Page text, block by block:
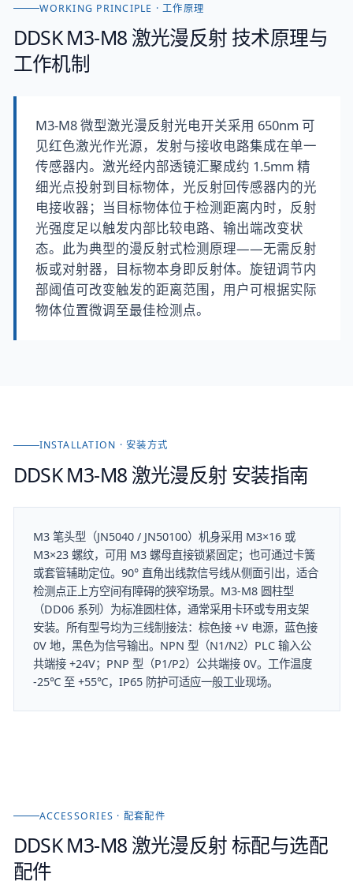
WORKING PRINCIPLE · 工作原理
DDSK M3-M8 激光漫反射 技术原理与
工作机制
M3-M8 微型激光漫反射光电开关采用 650nm 可
见红色激光作光源，发射与接收电路集成在单一
传感器内。激光经内部透镜汇聚成约 1.5mm 精
细光点投射到目标物体，光反射回传感器内的光
电接收器；当目标物体位于检测距离内时，反射
光强度足以触发内部比较电路、输出端改变状
态。此为典型的漫反射式检测原理——无需反射
板或对射器，目标物本身即反射体。旋钮调节内
部阈值可改变触发的距离范围，用户可根据实际
物体位置微调至最佳检测点。
INSTALLATION · 安装方式
DDSK M3-M8 激光漫反射 安装指南
M3 笔头型（JN5040 / JN50100）机身采用 M3×16 或
M3×23 螺纹，可用 M3 螺母直接锁紧固定；也可通过卡簧
或套管辅助定位。90° 直角出线款信号线从侧面引出，适合
检测点正上方空间有障碍的狭窄场景。M3-M8 圆柱型
（DD06 系列）为标准圆柱体，通常采用卡环或专用支架
安装。所有型号均为三线制接法：棕色接 +V 电源，蓝色接
0V 地，黑色为信号输出。NPN 型（N1/N2）PLC 输入公
共端接 +24V；PNP 型（P1/P2）公共端接 0V。工作温度
-25℃ 至 +55℃，IP65 防护可适应一般工业现场。
ACCESSORIES · 配套配件
DDSK M3-M8 激光漫反射标配与选配
配件